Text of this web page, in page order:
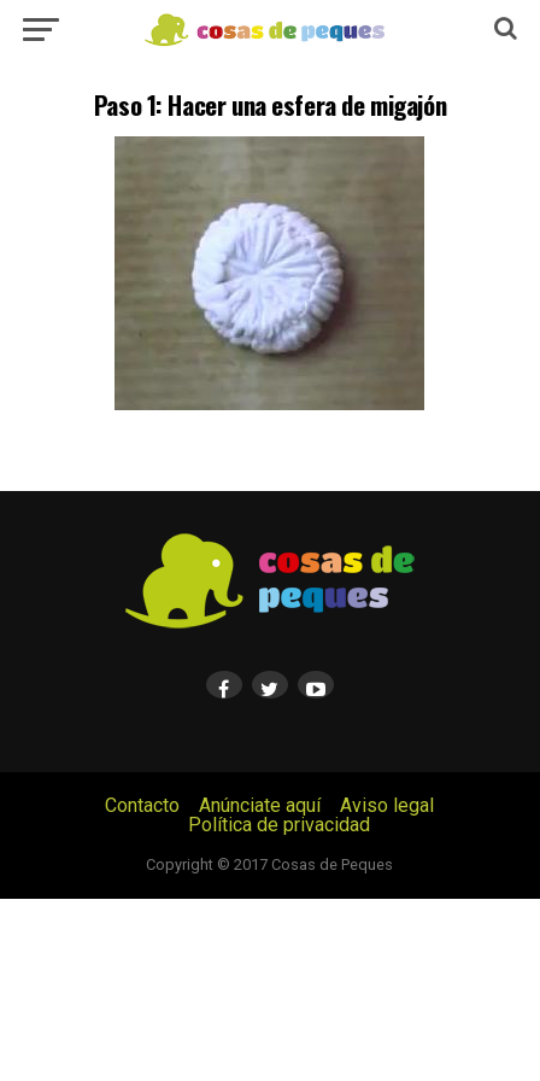
Paso 1: Hacer una esfera de migajón
Contacto Anúnciate aquí
Aviso legal
Política de privacidad
Copyright © 2017 Cosas de Peques